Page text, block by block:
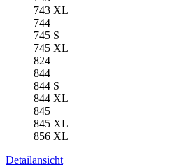
743 XL
744
745 S
745 XL
824
844
844 S
844 XL
845
845 XL
856 XL
Detailansicht